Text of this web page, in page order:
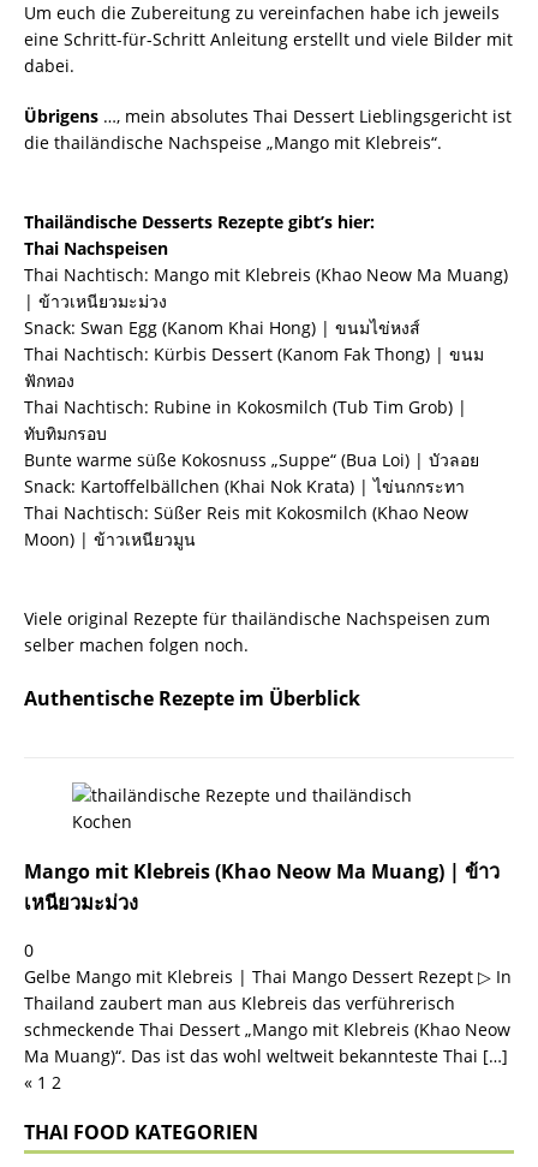
Um euch die Zubereitung zu vereinfachen habe ich jeweils
eine Schritt-für-Schritt Anleitung erstellt und viele Bilder mit
dabei.
Übrigens …, mein absolutes Thai Dessert Lieblingsgericht ist
die thailändische Nachspeise „Mango mit Klebreis“.
Thailändische Desserts Rezepte gibt’s hier:
Thai Nachspeisen
Thai Nachtisch: Mango mit Klebreis (Khao Neow Ma Muang)
| ข้าวเหนียวมะม่วง
Snack: Swan Egg (Kanom Khai Hong) | ขนมไข่หงส์
Thai Nachtisch: Kürbis Dessert (Kanom Fak Thong) | ขนม
ฟักทอง
Thai Nachtisch: Rubine in Kokosmilch (Tub Tim Grob) |
ทับทิมกรอบ
Bunte warme süße Kokosnuss „Suppe“ (Bua Loi) | บัวลอย
Snack: Kartoffelbällchen (Khai Nok Krata) | ไข่นกกระทา
Thai Nachtisch: Süßer Reis mit Kokosmilch (Khao Neow
Moon) | ข้าวเหนียวมูน
Viele original Rezepte für thailändische Nachspeisen zum
selber machen folgen noch.
Authentische Rezepte im Überblick
Mango mit Klebreis (Khao Neow Ma Muang) | ข้าว
เหนียวมะม่วง
0
Gelbe Mango mit Klebreis | Thai Mango Dessert Rezept ▷ In
Thailand zaubert man aus Klebreis das verführerisch
schmeckende Thai Dessert „Mango mit Klebreis (Khao Neow
Ma Muang)“. Das ist das wohl weltweit bekannteste Thai […]
« 1 2
THAI FOOD KATEGORIEN